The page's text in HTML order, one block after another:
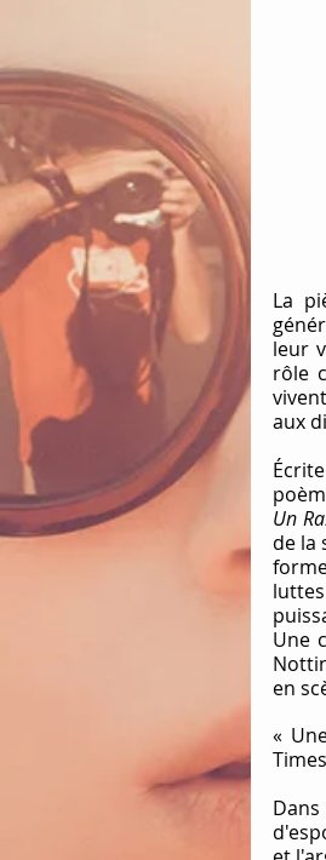
La
leur
rôle
aux
Un
de la
Une
en
«
Times